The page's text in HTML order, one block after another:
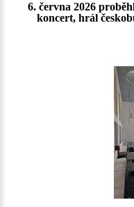
6. června 2026
koncert, hrál